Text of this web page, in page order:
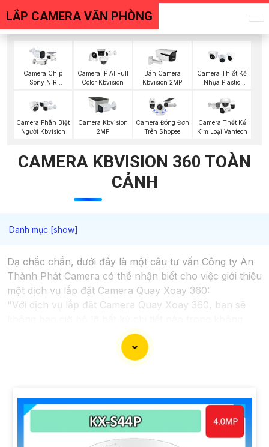
LẮP CAMERA VĂN PHÒNG
Camera Chip
Sony NIR
Camera IP AI Full
Color Kbvision
Bán Camera
Kbvision 2MP
Camera Thiết Kế
Nhựa Plastic
Camera Phân Biệt
Người Kbvision
Camera Kbvision
2MP
Camera Đóng Đơn
Trên Shopee
Camera Thết Kế
Kim Loại Vantech
CAMERA KBVISION 360 TOÀN
CẢNH
Dạ chắc chắn, dưới đây là một câu tư vấn Công ty An
Thành Phát Camera có thể nhận biết cho việc giới thiệu
một dịch vụ lắp đặt Camera Quay Xoay 360:
"Với dịch vụ lắp đặt Camera Quay Xoay 360, bạn sẽ
gian giám sát. Hệ thống camera hiện đại này cho phép
quay xoay 360 độ, giúp ghi lại mọi góc cạnh và hành
động trong ngôi nhà, văn phòng hay cửa hàng của bạn
liên hệ với chúng tôi ngay hôm nay để biết thêm thông
tin chi tiết và được tư vấn miễn phí."
Hy vọng câu này sẽ giúp bạn trong việc giới thiệu dịch